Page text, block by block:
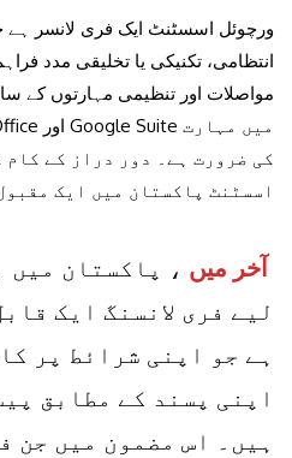
ورچوئل اسسٹنٹ ایک فری لانسر
انتظامی، تکنیکی یا تخلیقی مدد
مواصلات اور تنظیمی مہارتوں کے
کی ضرورت ہے۔ دور دراز کے
اسسٹنٹ پاکستان میں ایک
آخر میں ، پاکستان میں
لیے فری لانسنگ ایک
ہے جو اپنی شرائط پر
اپنی پسند کے مطابق
ہیں۔ اس مضمون میں جن